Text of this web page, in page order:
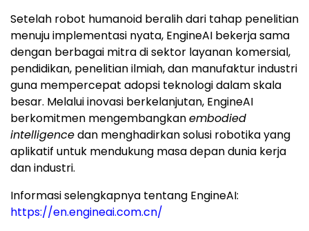
Setelah robot humanoid beralih dari tahap penelitian
menuju implementasi nyata, EngineAI bekerja sama
dengan berbagai mitra di sektor layanan komersial,
pendidikan, penelitian ilmiah, dan manufaktur industri
guna mempercepat adopsi teknologi dalam skala
besar. Melalui inovasi berkelanjutan, EngineAI
berkomitmen mengembangkanembodied
intelligencedan menghadirkan solusi robotika yang
aplikatif untuk mendukung masa depan dunia kerja
dan industri.
Informasi selengkapnya tentang EngineAI:
https://en.engineai.com.cn/